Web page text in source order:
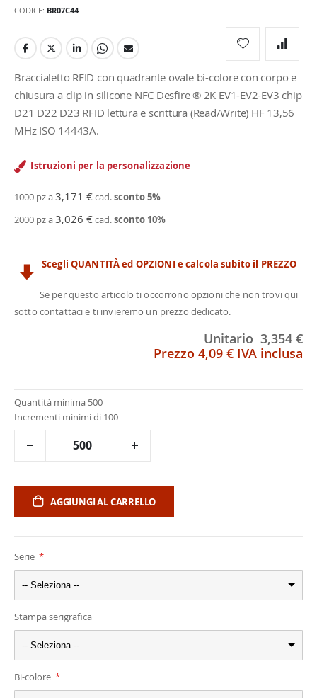
di
CODICE BR07C44
Braccialetto RFID con quadrante ovale bi-colore con corpo e
chiusura a clip in silicone NFC Desfire ® 2K EV1-EV2-EV3 chip
D21 D22 D23 RFID lettura e scrittura (Read/Write) HF 13,56
MHz ISO 14443A.
Istruzioni per la personalizzazione
1000 pz a3,171 €cad.sconto5%
2000 pz a3,026 €cad.sconto 10%
Scegli QUANTITÀ ed OPZIONI e calcola subito il PREZZO
Se per questo articolo ti occorrono opzioni che non trovi qui
sotto contattacie ti invieremo un prezzo dedicato.
Unitario 3,354 €
Prezzo 4,09 € IVA inclusa
Quantità minima 500
Incrementi minimi di 100
AGGIUNGI AL CARRELLO
Serie
-- Seleziona --
Stampa serigrafica
-- Seleziona --
Bi-colore